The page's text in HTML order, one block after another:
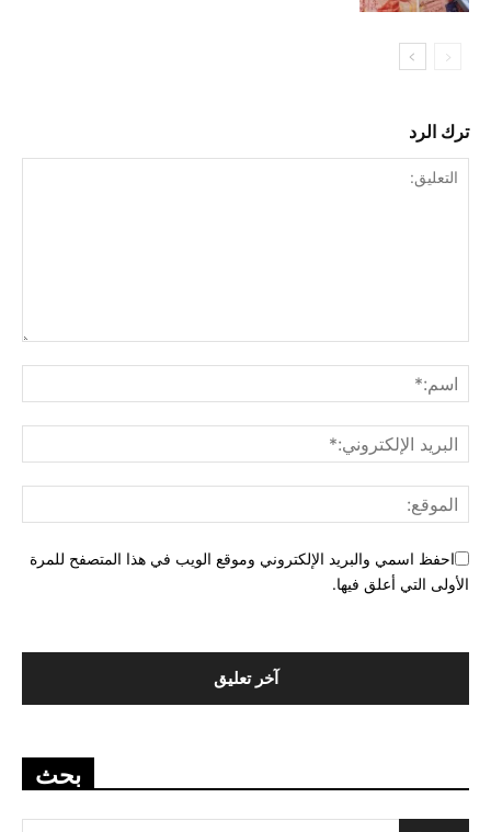
ترك الرد
احفظ اسمي والبريد الإلكتروني وموقع الويب في هذا المتصفح للمرة
الأولى التي أعلق فيها.
بحث